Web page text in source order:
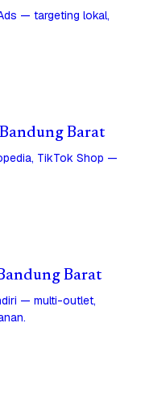
— targeting lokal,
Barat
TikTok Shop —
Barat
— multi-outlet,